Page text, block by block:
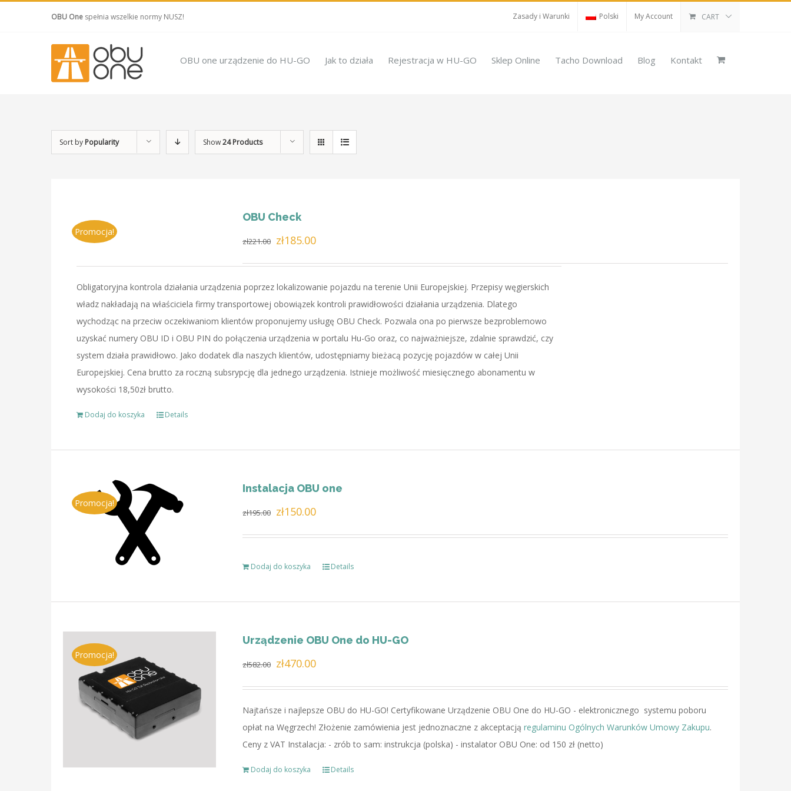
OBU One spełnia wszelkie normy NUSZ! Zasady i Warunki Polski My Account CART
OBU one urządzenie do HU-GO Jak to działa Rejestracja w HU-GO Sklep Online Tacho Download Blog Kontakt
Sort by Popularity Show24 Products
Promocja!
OBU Check
zł221.00 Pierwotna
zł221.00.
zł185.00Aktualna
zł185.00.
Obligatoryjna kontrola działania urządzenia poprzez lokalizowanie pojazdu na terenie Unii Europejskiej. Przepisy węgierskich
władz nakładają na właściciela firmy transportowej obowiązek kontroli prawidłowości działania urządzenia. Dlatego
wychodząc na przeciw oczekiwaniom klientów proponujemy usługę OBU Check. Pozwala ona po pierwsze bezproblemowo
uzyskać numery OBU ID i OBU PIN do połączenia urządzenia w portalu Hu-Go oraz, co najważniejsze, zdalnie sprawdzić, czy
system działa prawidłowo. Jako dodatek dla naszych klientów, udostępniamy bieżacą pozycję pojazdów w całej Unii
Europejskiej. Cena brutto za roczną subsrypcję dla jednego urządzenia. Istnieje możliwość miesięcznego abonamentu w
wysokości 18,50zł brutto.
Dodaj do koszyka Details
Promocja!
Instalacja OBU one
zł195.00 Pierwotna
zł150.00Aktualna
Dodaj do koszyka Details
Promocja!
Urządzenie OBU One do HU-GO
zł582.00 Pierwotna
zł582.00.
zł470.00Aktualna
zł470.00.
Najtańsze i najlepsze OBU do HU-GO! Certyfikowane Urządzenie OBU One do HU-GO - elektronicznego systemu poboru
opłat na Węgrzech! Złożenie zamówienia jest jednoznaczne z akceptacjąregulaminu Ogólnych Warunków Umowy Zakupu.
Ceny z VAT Instalacja: - zrób to sam: instrukcja (polska) - instalator OBU One: od 150 zł (netto)
Dodaj do koszyka Details